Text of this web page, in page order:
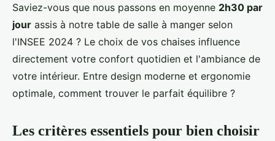
Saviez-vous que nous passons en moyenne 2h30 par
jour assis à notre table de salle à manger selon
l'INSEE 2024 ? Le choix de vos chaises influence
directement votre confort quotidien et l'ambiance de
votre intérieur. Entre design moderne et ergonomie
optimale, comment trouver le parfait équilibre ?
Les critères essentiels pour bien choisir